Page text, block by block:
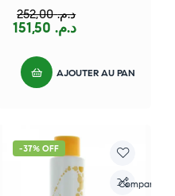
د.م.252,00
د.م.
AJOUTER AU PANIER
-37% OFF
Compare